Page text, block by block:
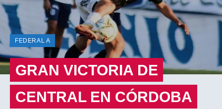
FEDERAL A
GRAN VICTORIA DE
CENTRAL EN CÓRDOBA